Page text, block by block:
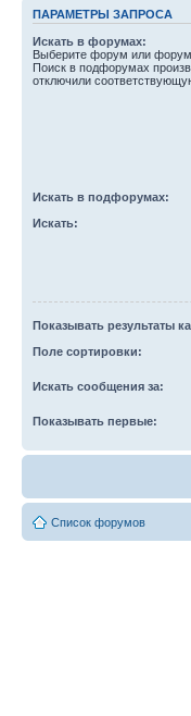
ПАРАМЕТРЫ ЗАПРОСА
Искать в форумах:
Выберите форум или
Поиск в подфорумах
отключили
Искать в подфорумах:
Искать:
Показывать результаты
Поле сортировки:
Искать сообщения за:
Показывать первые:
Список форумов